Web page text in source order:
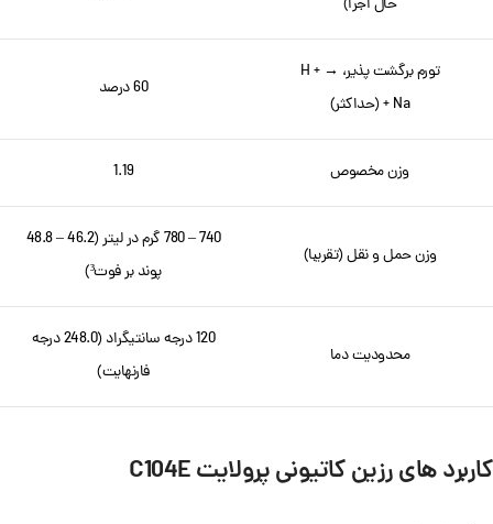
حال اجرا)
تورم برگشت پذیر، H + →
Na + (حداکثر)
60 درصد
وزن مخصوص 1.19
وزن حمل و نقل (تقریبا)
740 – 780 گرم در لیتر (46.2 – 48.8
پوند بر فوت³)
محدودیت دما
120 درجه سانتیگراد (248.0 درجه
فارنهایت)
کاربرد های رزین کاتیونی پرولایت C104E